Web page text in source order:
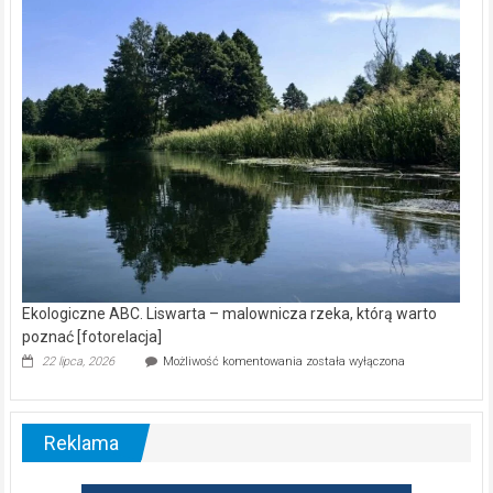
wśród
Ekologiczne ABC. Liswarta – malownicza rzeka, którą warto
poznać [fotorelacja]
22 lipca, 2026 Możliwość komentowania Ekologiczne
–
warto
została wyłączona
Reklama